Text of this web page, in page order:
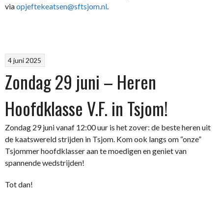
viaopjeftekeatsen@sftsjom.nl.
4 juni 2025
Zondag 29 juni – Heren
Hoofdklasse V.F. in Tsjom!
Zondag 29 juni vanaf 12:00 uur is het zover: de beste heren uit
de kaatswereld strijden in Tsjom. Kom ook langs om “onze”
Tsjommer hoofdklasser aan te moedigen en geniet van
spannende wedstrijden!
Tot dan!